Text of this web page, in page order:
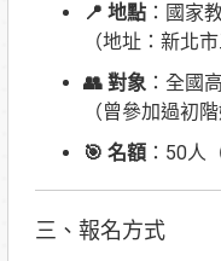
📍 地點 ：國家
（地址：新北
👥 對象 ：全國
（曾參加過初
🎯 名額 ：50人
三、報名方式